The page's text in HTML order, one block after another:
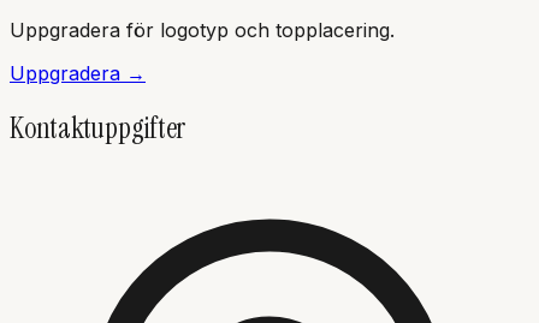
Uppgradera för logotyp och topplacering.
Uppgradera →
Kontaktuppgifter